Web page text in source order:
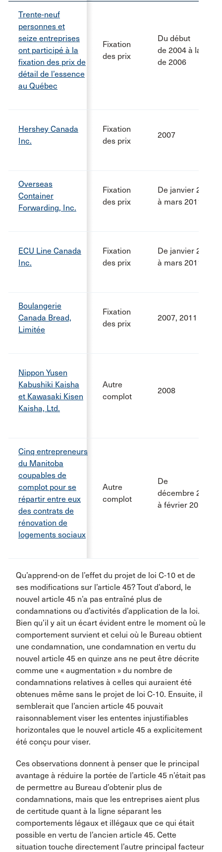
Trente-neuf
personnes et
seize entreprises
ont participé à la
fixation des prix de
détail de l’essence
au Québec
Fixation
des prix
Du début
de 2004 à la fin
de 2006
Hershey Canada
Inc.
Fixation
des prix
2007
Overseas
Container
Forwarding, Inc.
Fixation
des prix
De janvier 2005
à mars 2011
ECU Line Canada
Inc.
Fixation
des prix
De janvier 2005
à mars 2011
Boulangerie
Canada Bread,
Limitée
Fixation
des prix
2007, 2011
Nippon Yusen
Kabushiki Kaisha
et Kawasaki Kisen
Kaisha, Ltd.
Autre
complot
2008
Cinq entrepreneurs
du Manitoba
coupables de
complot pour se
répartir entre eux
des contrats de
rénovation de
logements sociaux
Autre
complot
De
décembre 2011
à février 2016
Qu’apprend-on de l’effet du projet de loi C-10 et de
ses modifications sur l’article 45? Tout d’abord, le
nouvel article 45 n’a pas entraîné plus de
condamnations ou d’activités d’application de la loi.
Bien qu’il y ait un écart évident entre le moment où le
comportement survient et celui où le Bureau obtient
une condamnation, une condamnation en vertu du
nouvel article 45 en quinze ans ne peut être décrite
comme une « augmentation » du nombre de
condamnations relatives à celles qui auraient été
obtenues même sans le projet de loi C-10. Ensuite, il
semblerait que l’ancien article 45 pouvait
raisonnablement viser les ententes injustifiables
horizontales que le nouvel article 45 a explicitement
été conçu pour viser.
Ces observations donnent à penser que le principal
avantage à réduire la portée de l’article 45 n’était pas
de permettre au Bureau d’obtenir plus de
condamnations, mais que les entreprises aient plus
de certitude quant à la ligne séparant les
comportements légaux et illégaux que ce qui était
possible en vertu de l’ancien article 45. Cette
situation touche directement l’autre principal facteur